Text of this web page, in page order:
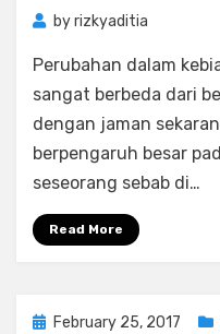
byrizkyaditia
Perubahan dalam
sangat berbeda dari
dengan jaman
berpengaruh besar
seseorang sebab di…
Read More
PostedFebruary 25, 2017